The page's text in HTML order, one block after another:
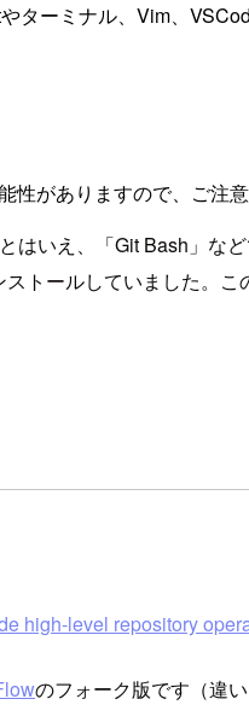
ターミナル、Vim、
がありますので、ご注意
はいえ、「Git Bash」な
トールしていました。
high-level repository
のフォーク版です（違